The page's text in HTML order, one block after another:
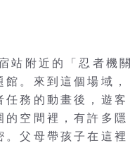
站附近的「忍者機關
。來到這個場域，
務的動畫後，遊客
空間裡，有許多隱
父母帶孩子在這裡